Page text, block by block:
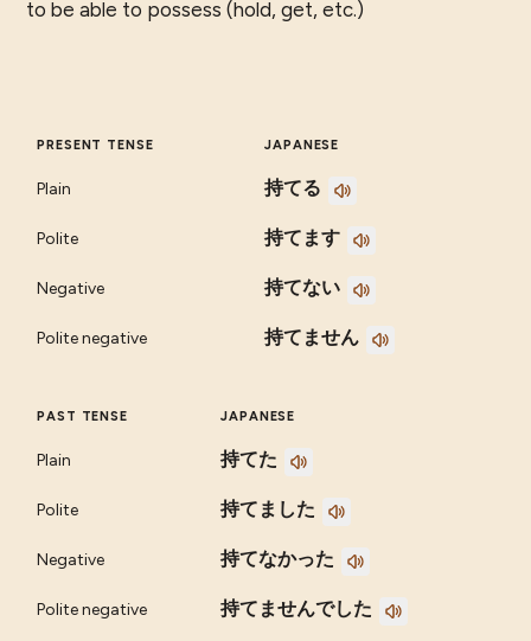
to be able to possess (hold, get, etc.)
PRESENT TENSE JAPANESE
Plain 持てる
Polite 持てます
Negative 持てない
Polite negative 持てません
PAST TENSE JAPANESE
Plain 持てた
Polite 持てました
Negative 持てなかった
Polite negative 持てませんでした